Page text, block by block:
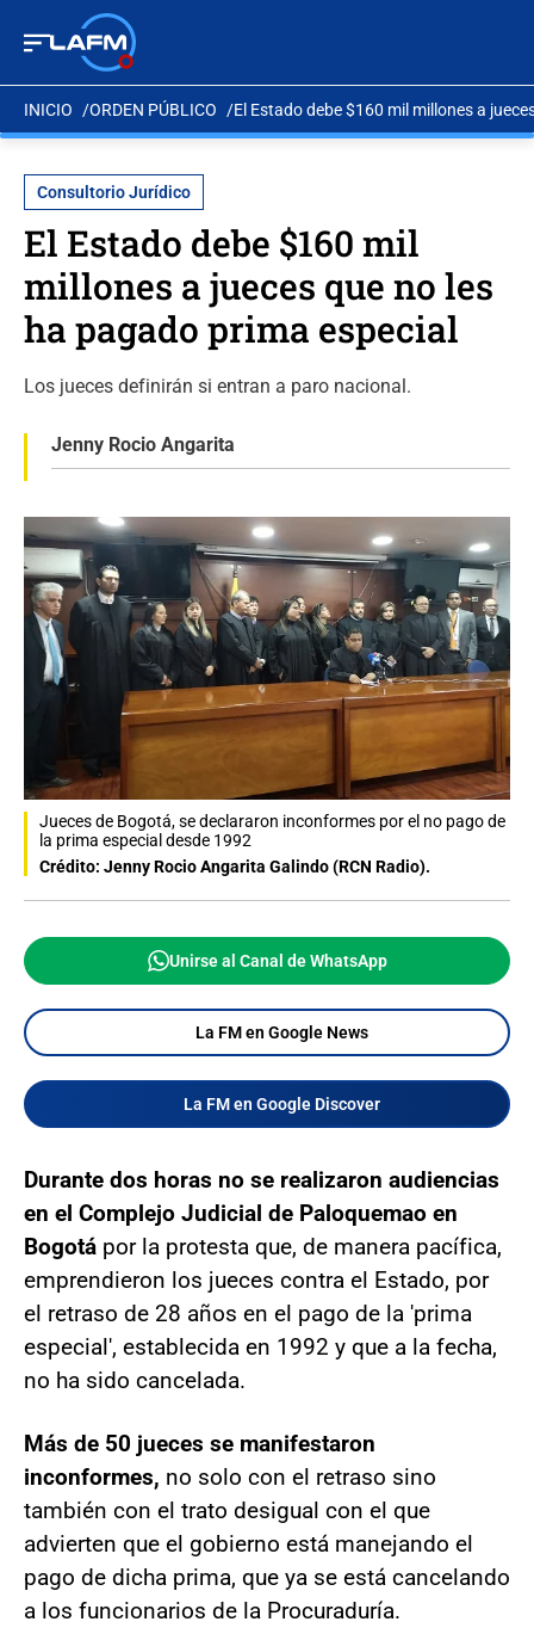
INICIO ORDEN PÚBLICO El Estado debe $160 mil millones a
Consultorio Jurídico
El Estado debe $160 mil
millones a jueces que no les
ha pagado prima especial
Los jueces definirán si entran a paro nacional.
Jenny Rocio Angarita
Jueces de Bogotá, se declararon inconformes por el no pago de
la prima especial desde 1992
Crédito: Jenny Rocio Angarita Galindo (RCN Radio).
Unirse al Canal de WhatsApp
La FM en Google News
La FM en Google Discover
Durante dos horas no se realizaron audiencias
en el Complejo Judicial de Paloquemao en
Bogotá por la protesta que, de manera pacífica,
emprendieron los jueces contra el Estado, por
el retraso de 28 años en el pago de la 'prima
especial', establecida en 1992 y que a la fecha,
no ha sido cancelada.
Más de 50 jueces se manifestaron
inconformes, no solo con el retraso sino
también con el trato desigual con el que
advierten que el gobierno está manejando el
pago de dicha prima, que ya se está cancelando
a los funcionarios de la Procuraduría.